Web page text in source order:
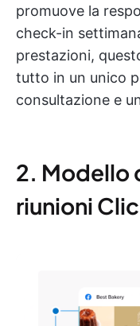
promuove la
check-in
prestazioni,
tutto in un unico
consultazione e
2. Modello
riunioni